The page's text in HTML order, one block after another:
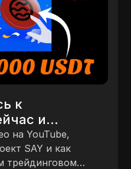
к
и
токены
на YouTube,
SAY и как
трейдинговом